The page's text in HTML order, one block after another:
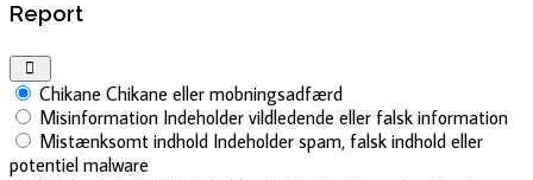
Report
Chikane Chikane eller mobningsadfærd
Misinformation Indeholder vildledende eller falsk information
Mistænksomt indhold Indeholder spam, falsk indhold eller
potentiel malware